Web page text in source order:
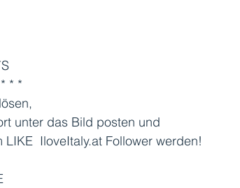
* *
unter das Bild posten und
IloveItaly.at Follower werden!